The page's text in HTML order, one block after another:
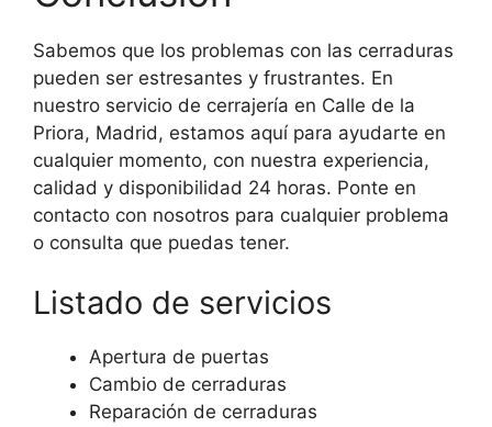
Sabemos que los problemas con las cerraduras
pueden ser estresantes y frustrantes. En
nuestro servicio de cerrajería en Calle de la
Priora, Madrid, estamos aquí para ayudarte en
cualquier momento, con nuestra experiencia,
calidad y disponibilidad 24 horas. Ponte en
contacto con nosotros para cualquier problema
o consulta que puedas tener.
Listado de servicios
Apertura de puertas
Cambio de cerraduras
Reparación de cerraduras